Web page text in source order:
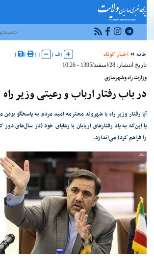
خانه اخبار کوتاه |ف |
|
|
|
|
تاریخ انتشار: 28/اسفند/1395 - 10:26
وزارت راه وشهرسازی
در باب رفتار ارباب و رعیتی وزیر راه
آیا رفتار وزیر راه با شهروند محترمه امید مردم به پاسخگو بودن
یا این‌که به یاد رفتارهای اربابان با رعایای خود (در سال‌های
را فراهم کرد) می‌اندازد.